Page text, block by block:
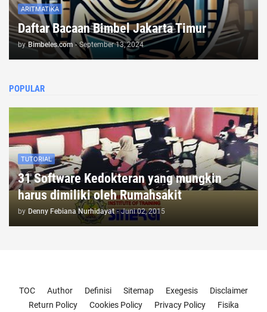
ARITMATIKA
Daftar Bacaan Bimbel Jakarta Timur
by Bimbeles.com - September 13, 2024
POPULAR
TUTORIAL
31 Software Kedokteran yang mungkin
harus dimiliki oleh Rumahsakit
by Denny Febiana Nurhidayat - Juni 02, 2015
TOC Author Definisi Sitemap Exegesis
Disclaimer
Return Policy
Cookies Policy Privacy Policy Fisika